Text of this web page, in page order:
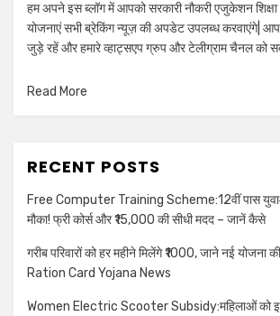
हम अपने इस ब्लॉग में आपको सरकारी नौकरी एजुकेशन शिक्षा
योजनाएं सभी ब्रेकिंग न्यूज़ की अपडेट उपलब्ध करवाएंगे|
जुड़े रहें और हमारे व्हाट्सएप ग्रुप और टेलीग्राम चैनल को
Read More
RECENT POSTS
Free Computer Training Scheme:12वीं पास
मौका! फ्री कोर्स और ₹15,000 की सीधी मदद – जानें कैसे
गरीब परिवारों को हर महीने मिलेंगे ₹1000, जाने नई योजना
Ration Card Yojana News
Women Electric Scooter Subsidy:महिलाओं को